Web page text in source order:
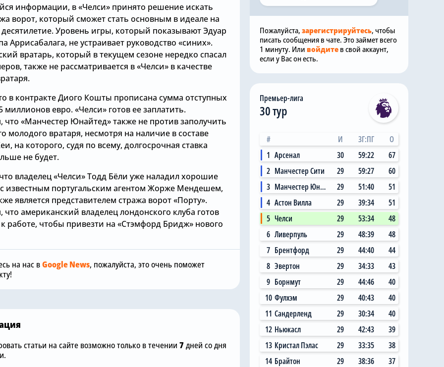
информации, в «Челси» принято решение искать
ворот, который сможет стать основным в идеале на
Уровень игры, который показывают Эдуар
Аррисабалага, не устраивает руководство «синих».
вратарь, который в текущем сезоне нередко спасал
также не рассматривается в «Челси» в качестве
в контракте Диого Кошты прописана сумма отступных
миллионов евро. «Челси» готов ее заплатить.
что «Манчестер Юнайтед» также не против заполучить
молодого вратаря, несмотря на наличие в составе
на которого, судя по всему, долгосрочная ставка
не будет.
владелец «Челси» Тодд Бёли уже наладил хорошие
известным португальским агентом Жорже Мендешем,
является представителем стража ворот «Порту».
что американский владелец лондонского клуба готов
работе, чтобы привезти на «Стэмфорд Бридж» нового
на нас вGoogle News, пожалуйста, это очень поможет
Сегодня, 17:01
вингеров: «Челси» не
будет подписывать
фланговых нападающих
«Челси» не собирается
покупать нового вратаря,
Сегодня, 11:17
Николас Джексон
совершил добрый
поступок в «Челси», чтобы
Михаил Мудрик мог
сыграть в матче
статьи на сайте возможно только в течении 7дней со дня
Пожалуйста, зарегистрируйтесь, чтобы
писать сообщения в чате. Это займет всего
1 минуту. Или войдите в свой аккаунт,
если у Вас он есть.
Премьер-лига
30 тур
# И ЗГ:ПГ
О
1 Арсенал 30 59:22
67
2 Манчестер Сити 29 59:27
60
3
Манчестер Юнайтед 29 51:40
51
4 Астон Вилла 29 39:34
51
5 Челси 29 53:34
48
6 Ливерпуль 29 48:39
48
7 Брентфорд 29 44:40
44
8 Эвертон 29 34:33
43
9 Борнмут 29 44:46
40
10 Фулхэм 29 40:43
40
11 Сандерленд 29 30:34
40
12 Ньюкасл 29 42:43
39
13 Кристал Пэлас 29 33:35
38
14 Брайтон 29 38:36
37